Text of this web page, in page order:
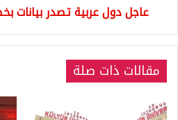
عاجل دول عربية تصدر
مقالات ذات صلة